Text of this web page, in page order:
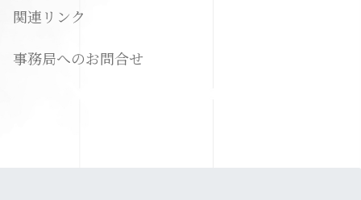
関連リンク
事務局へのお問合せ